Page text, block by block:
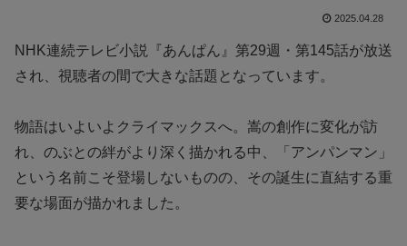
2025.04.28
NHK連続テレビ小説『あんぱん』第29週・第145話が放送
され、視聴者の間で大きな話題となっています。
物語はいよいよクライマックスへ。嵩の創作に変化が訪
れ、のぶとの絆がより深く描かれる中、「アンパンマン」
という名前こそ登場しないものの、その誕生に直結する重
要な場面が描かれました。